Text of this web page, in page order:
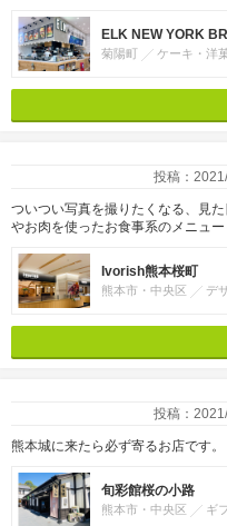
ELK NEW YORK
菊陽町 ケーキ・洋
投稿：
ついつい写真を撮りたくなる、見
やお肉を使ったお食事系のメニュ
Ivorish熊本桜町
熊本市・中央区 デ
投稿：
熊本城に来たら必ず寄るお店です
旬彩館桜の小路
熊本市・中央区 ギ